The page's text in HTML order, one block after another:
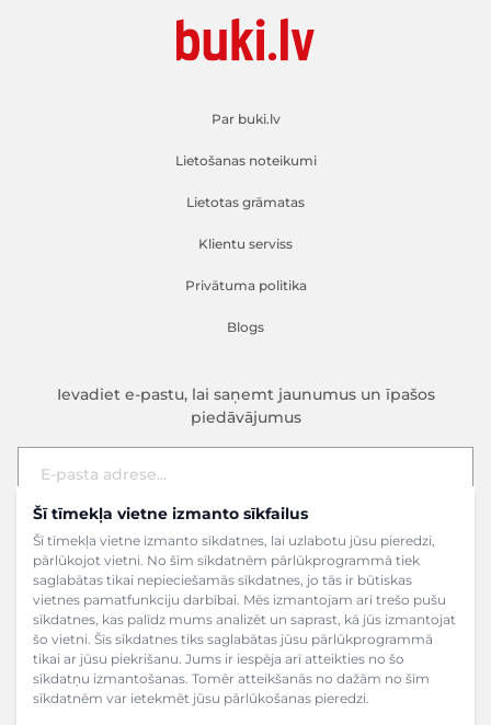
Šī tīmekļa vietne izmanto sīkfailus
Šī tīmekļa vietne izmanto sīkdatnes, lai uzlabotu jūsu pieredzi,
pārlūkojot vietni. No šīm sīkdatnēm pārlūkprogrammā tiek
saglabātas tikai nepieciešamās sīkdatnes, jo tās ir būtiskas
vietnes pamatfunkciju darbībai. Mēs izmantojam arī trešo pušu
sīkdatnes, kas palīdz mums analizēt un saprast, kā jūs izmantojat
šo vietni. Šīs sīkdatnes tiks saglabātas jūsu pārlūkprogrammā
tikai ar jūsu piekrišanu. Jums ir iespēja arī atteikties no šo
sīkdatņu izmantošanas. Tomēr atteikšanās no dažām no šīm
sīkdatnēm var ietekmēt jūsu pārlūkošanas pieredzi.
Par buki.lv
Lietošanas noteikumi
Lietotas grāmatas
Klientu serviss
Privātuma politika
Blogs
Ievadiet e-pastu, lai saņemt jaunumus un īpašos
piedāvājumus
E-pasta adrese
Pieteikties